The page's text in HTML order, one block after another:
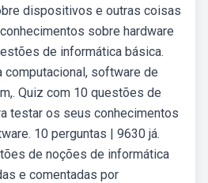
dispositivos e outras coisas
sobre hardware
de informática básica.
computacional, software de
Quiz com 10 questões de
testar os seus conhecimentos
10 perguntas | 9630 já.
de noções de informática
e comentadas por